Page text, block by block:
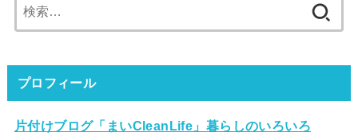
索:
プロフィール
片付けブログ「まいCleanLife」暮らしのいろいろ